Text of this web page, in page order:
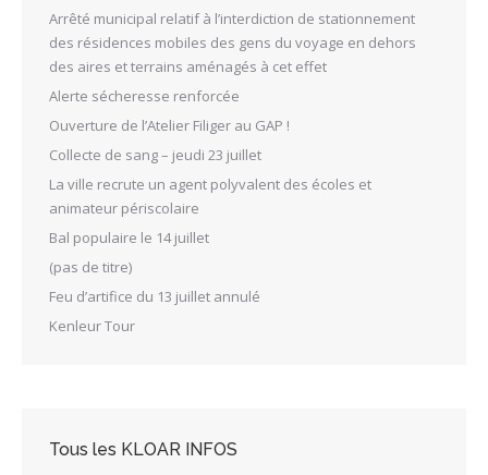
Arrêté municipal relatif à l’interdiction de stationnement
des résidences mobiles des gens du voyage en dehors
des aires et terrains aménagés à cet effet
Alerte sécheresse renforcée
Ouverture de l’Atelier Filiger au GAP !
Collecte de sang – jeudi 23 juillet
La ville recrute un agent polyvalent des écoles et
animateur périscolaire
Bal populaire le 14 juillet
(pas de titre)
Feu d’artifice du 13 juillet annulé
Kenleur Tour
Tous les KLOAR INFOS